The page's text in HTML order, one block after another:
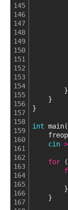
145
146
147
148
149
150
151
152
153
154
155
156
157
158
159
160
161
162
163
164
165
166
167
}
}
}
int
cin >
for (
}
}